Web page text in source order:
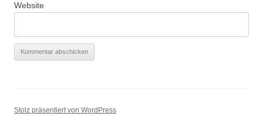
Website
Stolz präsentiert von WordPress